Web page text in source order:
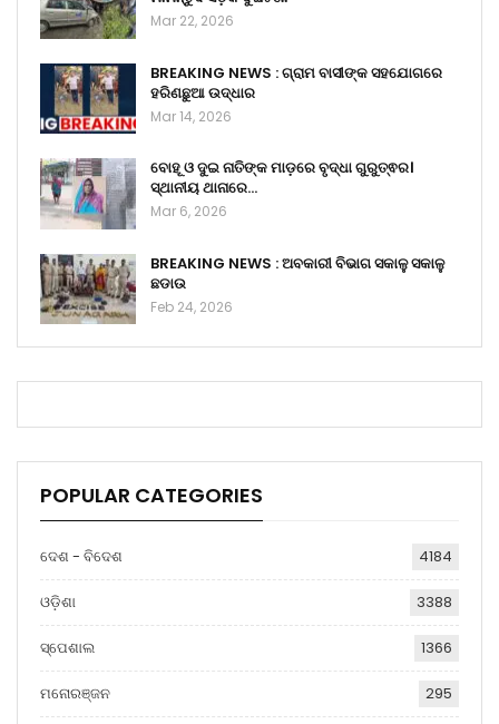
Mar 22, 2026
BREAKING NEWS : ଗ୍ରାମ ବାସୀଙ୍କ ସହଯୋଗରେ
ହରିଣଛୁଆ ଉଦ୍ଧାର
Mar 14, 2026
ବୋହୂ ଓ ଦୁଇ ନାତିଙ୍କ ମାଡ଼ରେ ବୃଦ୍ଧା ଗୁରୁତ୍ଵର।
ସ୍ଥାନୀୟ ଥାନାରେ…
Mar 6, 2026
BREAKING NEWS : ଅବକାରୀ ବିଭାଗ ସକାଳୁ ସକାଳୁ
ଛଡାଉ
Feb 24, 2026
POPULAR CATEGORIES
ଦେଶ - ବିଦେଶ 4184
ଓଡ଼ିଶା 3388
ସ୍ପେଶାଲ 1366
ମନୋରଞ୍ଜନ 295